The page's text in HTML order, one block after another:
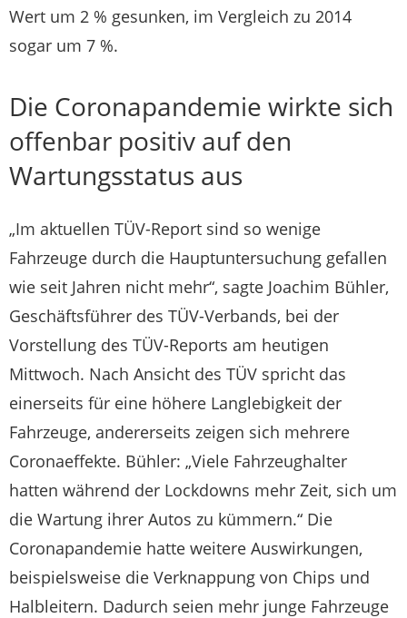
Wert um 2 % gesunken, im Vergleich zu 2014
sogar um 7 %.
Die Coronapandemie wirkte sich
offenbar positiv auf den
Wartungsstatus aus
„Im aktuellen TÜV-Report sind so wenige
Fahrzeuge durch die Hauptuntersuchung gefallen
wie seit Jahren nicht mehr“, sagte Joachim Bühler,
Geschäftsführer des TÜV-Verbands, bei der
Vorstellung des TÜV-Reports am heutigen
Mittwoch. Nach Ansicht des TÜV spricht das
einerseits für eine höhere Langlebigkeit der
Fahrzeuge, andererseits zeigen sich mehrere
Coronaeffekte. Bühler: „Viele Fahrzeughalter
hatten während der Lockdowns mehr Zeit, sich um
die Wartung ihrer Autos zu kümmern.“ Die
Coronapandemie hatte weitere Auswirkungen,
beispielsweise die Verknappung von Chips und
Halbleitern. Dadurch seien mehr junge Fahrzeuge